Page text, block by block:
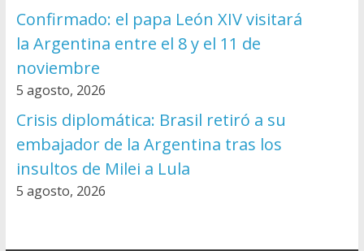
Confirmado: el papa León XIV visitará
la Argentina entre el 8 y el 11 de
noviembre
5 agosto, 2026
Crisis diplomática: Brasil retiró a su
embajador de la Argentina tras los
insultos de Milei a Lula
5 agosto, 2026